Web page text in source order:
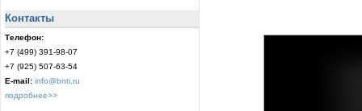
Контакты
Телефон:
+7 (499) 391-98-07
+7 (925) 507-63-54
E-mail: info@bnti.ru
подробнее>>